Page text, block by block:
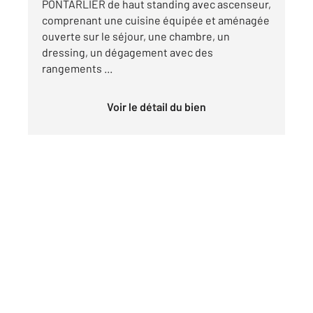
PONTARLIER de haut standing avec ascenseur,
comprenant une cuisine équipée et aménagée
ouverte sur le séjour, une chambre, un
dressing, un dégagement avec des
rangements ...
Voir le détail du bien